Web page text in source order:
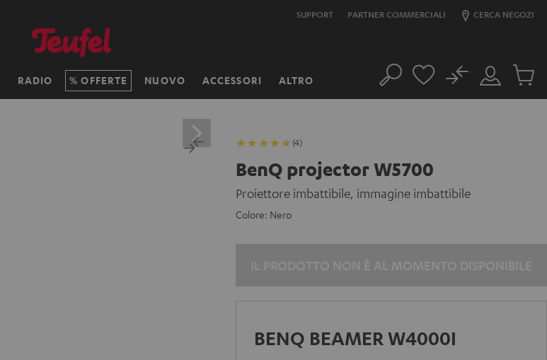
SUPPORT PARTNER COMMERCIALI CERCA NEGOZI
RADIO OFFERTE NUOVO ACCESSORI ALTRO Cerca
Il
mio
No
Prodotti
(4)
BenQ projector W5700
Proiettore imbattibile, immagine imbattibile
Colore: Nero
BENQ BEAMER W4000I